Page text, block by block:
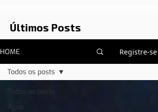
Últimos Posts
HOME Registre-se
Todos os posts
Água
Todos os posts